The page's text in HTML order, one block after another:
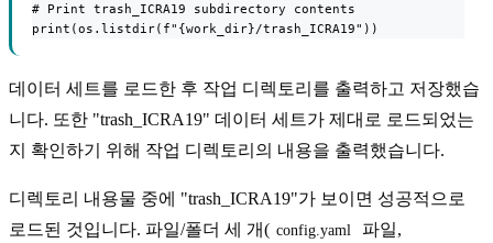
# Print trash_ICRA19 subdirectory contents
print(os.listdir(f"{work_dir}/trash_ICRA19"))
데이터 세트를 로드한 후 작업 디렉토리를 출력하고 저장했습
니다. 또한 "trash_ICRA19" 데이터 세트가 제대로 로드되었는
지 확인하기 위해 작업 디렉토리의 내용을 출력했습니다.
디렉토리 내용물 중에 "trash_ICRA19"가 보이면 성공적으로
로드된 것입니다. 파일/폴더 세 개( config.yaml 파일,